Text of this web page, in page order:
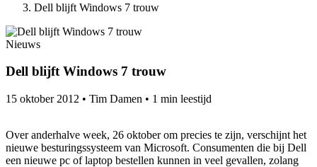
Dell blijft Windows 7 trouw
Nieuws
Dell blijft Windows 7 trouw
15 oktober 2012 • Tim Damen • 1 min leestijd
Over anderhalve week, 26 oktober om precies te zijn, verschijnt het
nieuwe besturingssysteem van Microsoft. Consumenten die bij Dell
een nieuwe pc of laptop bestellen kunnen in veel gevallen, zolang